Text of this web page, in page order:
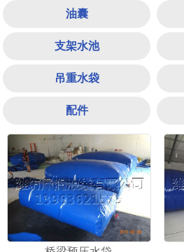
2 3
油囊
支架水池
吊重水袋
配件